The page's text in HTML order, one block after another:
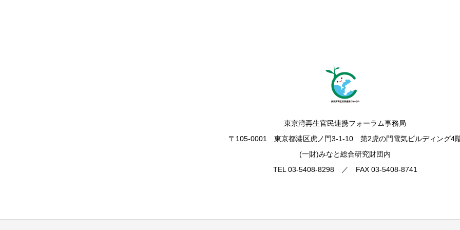
東京湾再生官民連携フォーラム事務局
〒105-0001 東京都港区虎ノ門3-1-10 第2虎の門電気ビルディング4
(一財)みなと総合研究財団内
TEL 03-5408-8298 ／ FAX 03-5408-8741